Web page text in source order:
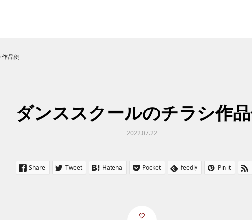
作品例
ダンススクールのチラシ作
2022.07.22
Share Tweet Hatena Pocket feedly Pin it